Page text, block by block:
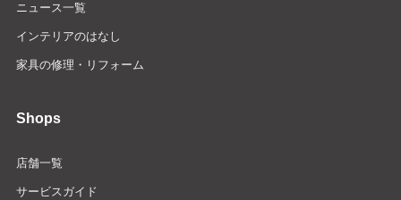
ニュース一覧
インテリアのはなし
家具の修理・リフォーム
Shops
店舗一覧
サービスガイド